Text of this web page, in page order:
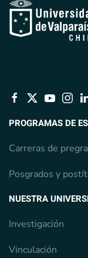
PROGRAMAS DE
Carreras de
Posgrados y
NUESTRA
Investigación
Vinculación